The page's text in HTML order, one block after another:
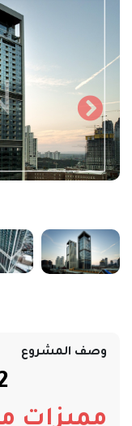
وصف المشروع
مميزات